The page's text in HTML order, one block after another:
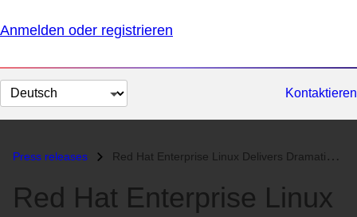
Anmelden oder registrieren
Sprache
auswählen
Kontaktieren
Press releases Red Hat Enterprise Linux Delivers Dramatic Virtualization Performance...
Red Hat Enterprise Linux